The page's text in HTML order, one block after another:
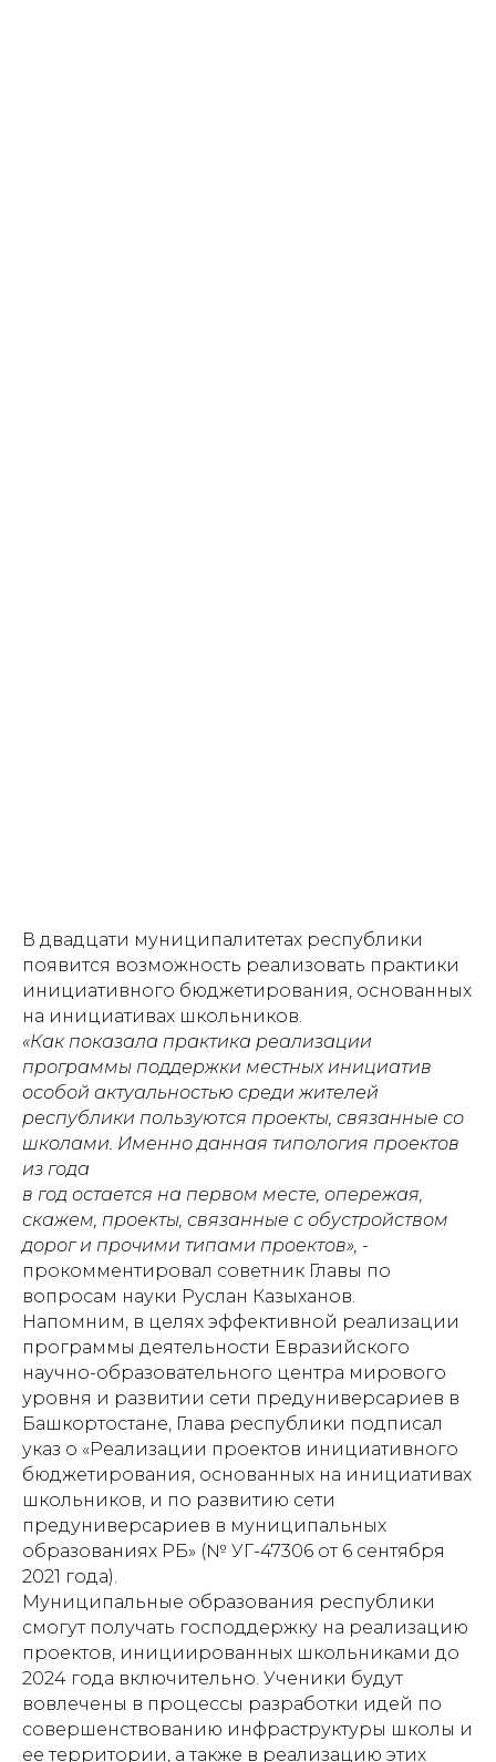
В двадцати муниципалитетах республики
появится возможность реализовать практики
инициативного бюджетирования, основанных
на инициативах школьников.
«Как показала практика реализации
программы поддержки местных инициатив
особой актуальностью среди жителей
республики пользуются проекты, связанные со
школами. Именно данная типология проектов
из года
в год остается на первом месте, опережая,
скажем, проекты, связанные с обустройством
дорог и прочими типами проектов», -
прокомментировал советник Главы по
вопросам науки Руслан Казыханов.
Напомним, в целях эффективной реализации
программы деятельности Евразийского
научно-образовательного центра мирового
уровня и развитии сети предуниверсариев в
Башкортостане, Глава республики подписал
указ о «Реализации проектов инициативного
бюджетирования, основанных на инициативах
школьников, и по развитию сети
предуниверсариев в муниципальных
образованиях РБ» (№ УГ-47306 от 6 сентября
2021 года).
Муниципальные образования республики
смогут получать господдержку на реализацию
проектов, инициированных школьниками до
2024 года включительно. Ученики будут
вовлечены в процессы разработки идей по
совершенствованию инфраструктуры школы и
ее территории, а также в реализацию этих